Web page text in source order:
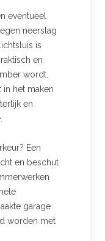
eventueel
neerslag
is
en
wordt.
in het maken
en
Een
en beschut
garage
worden met